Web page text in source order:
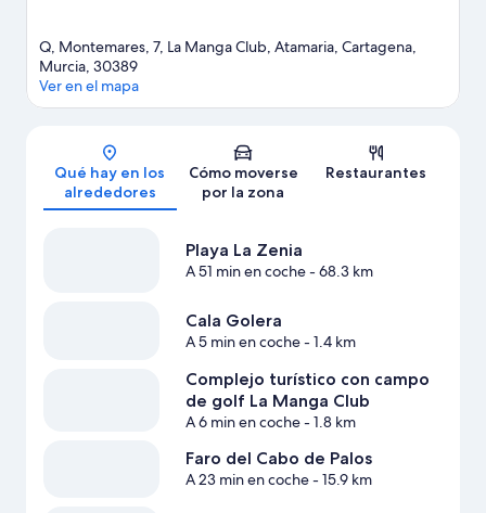
Q, Montemares, 7, La Manga Club, Atamaria, Cartagena,
Murcia, 30389
Ver en el mapa
Qué hay en los
alrededores
Cómo moverse
por la zona
Restaurantes
Playa La Zenia
A 51 min en coche- 68.3 km
Cala Golera
A 5 min en coche- 1.4 km
Complejo turístico con campo
de golf La Manga Club
A 6 min en coche- 1.8 km
Faro del Cabo de Palos
A 23 min en coche- 15.9 km